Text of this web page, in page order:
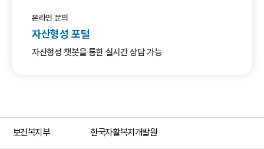
온라인 문의
자산형성 포털
자산형성 챗봇을 통한 실시간 상담 가능
보건복지부 한국자활복지개발원